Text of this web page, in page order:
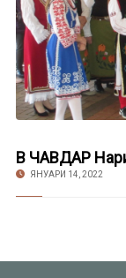
В ЧАВДАР
ЯНУАРИ 14, 2022